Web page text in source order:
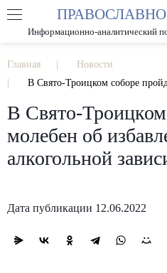
РАЗМЕР
Информационно-аналитический
Главная
Новости
В Свято-Троицком соборе пройдет молебен
В Свято-Троицком
молебен об
алкогольной
Дата публикации 12.06.2022